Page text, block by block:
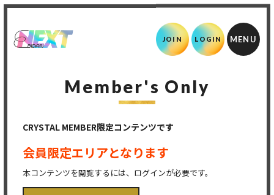
JOIN LOGIN
Member's Only
CRYSTAL MEMBER限定コンテンツです
会員限定エリアとなります
本コンテンツを閲覧するには、ログインが必要です。